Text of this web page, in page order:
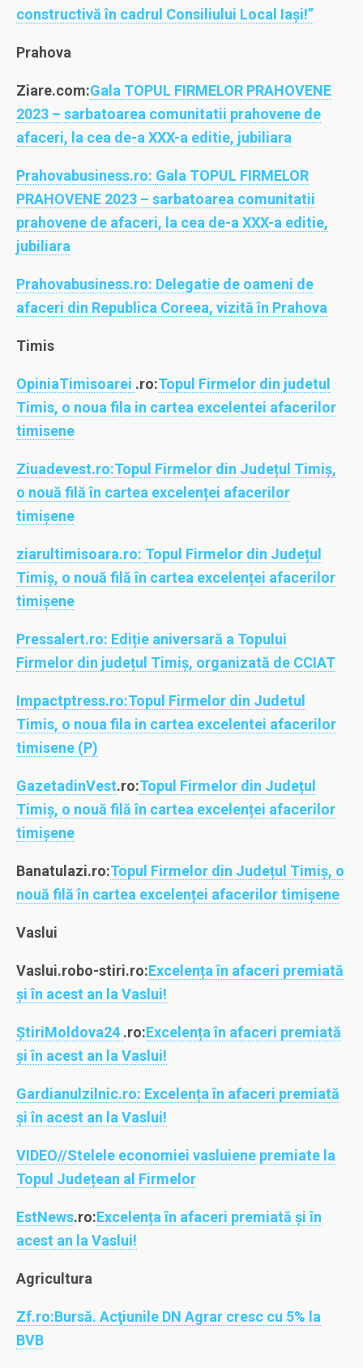
constructivă în cadrul Consiliului Local Iași!”
Prahova
Ziare.com:Gala TOPUL FIRMELOR PRAHOVENE
2023 – sarbatoarea comunitatii prahovene de
afaceri, la cea de-a XXX-a editie, jubiliara
Prahovabusiness.ro: Gala TOPUL FIRMELOR
PRAHOVENE 2023 – sarbatoarea comunitatii
prahovene de afaceri, la cea de-a XXX-a editie,
jubiliara
Prahovabusiness.ro: Delegatie de oameni de
afaceri din Republica Coreea, vizită în Prahova
Timis
OpiniaTimisoarei .ro:Topul Firmelor din judetul
Timis, o noua fila in cartea excelentei afacerilor
timisene
Ziuadevest.ro:Topul Firmelor din Județul Timiș,
o nouă filă în cartea excelenței afacerilor
timișene
ziarultimisoara.ro: Topul Firmelor din Județul
Timiș, o nouă filă în cartea excelenței afacerilor
timișene
Pressalert.ro: Ediție aniversară a Topului
Firmelor din județul Timiș, organizată de CCIAT
Impactptress.ro:Topul Firmelor din Judetul
Timis, o noua fila in cartea excelentei afacerilor
timisene (P)
GazetadinVest.ro:Topul Firmelor din Județul
Timiș, o nouă filă în cartea excelenței afacerilor
timișene
Banatulazi.ro:Topul Firmelor din Județul Timiș, o
nouă filă în cartea excelenței afacerilor timișene
Vaslui
Vaslui.robo-stiri.ro:Excelența în afaceri premiată
și în acest an la Vaslui!
ȘtiriMoldova24 .ro:Excelența în afaceri premiată
și în acest an la Vaslui!
Gardianulzilnic.ro: Excelența în afaceri premiată
și în acest an la Vaslui!
VIDEO//Stelele economiei vasluiene premiate la
Topul Județean al Firmelor
EstNews.ro:Excelența în afaceri premiată și în
acest an la Vaslui!
Agricultura
Zf.ro:Bursă. Acţiunile DN Agrar cresc cu 5% la
BVB